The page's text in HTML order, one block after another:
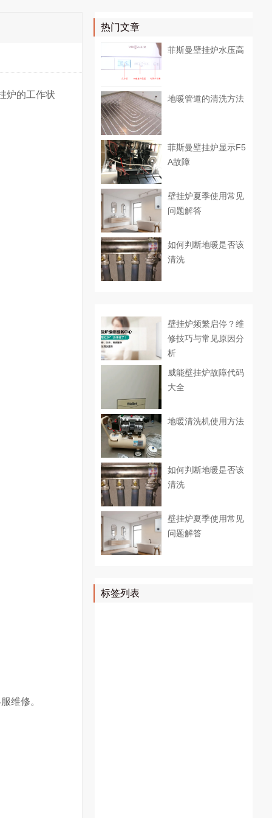
炉的工作状
维修。
热门文章
菲斯曼壁挂炉水压高
地暖管道的清洗方法
菲斯曼壁挂炉显示F5
A故障
壁挂炉夏季使用常见
问题解答
如何判断地暖是否该
清洗
壁挂炉频繁启停？维
修技巧与常见原因分
析
威能壁挂炉故障代码
大全
地暖清洗机使用方法
如何判断地暖是否该
清洗
壁挂炉夏季使用常见
问题解答
标签列表